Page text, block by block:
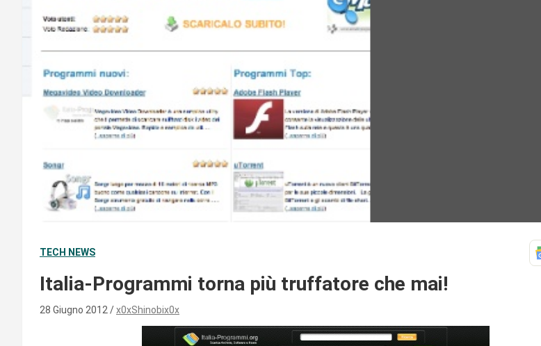
TECH NEWS
Italia-Programmi torna più truffatore che mai!
28 Giugno 2012 x0xShinobix0x